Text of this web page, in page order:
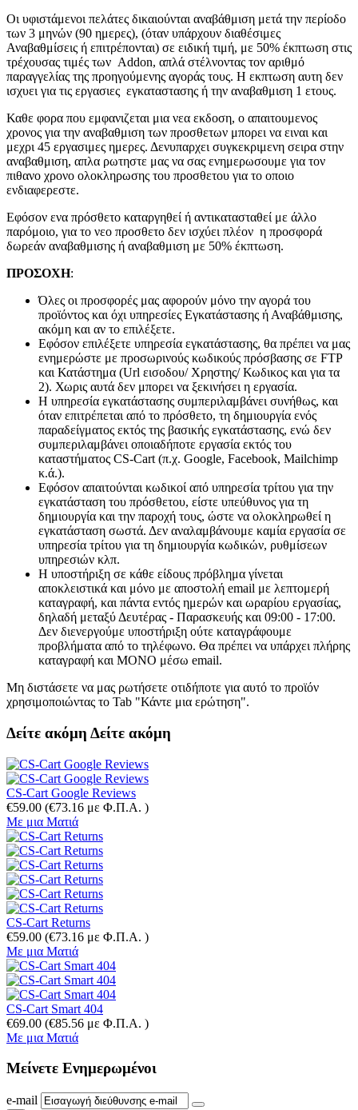
Οι υφιστάμενοι πελάτες δικαιούνται αναβάθμιση μετά την περίοδο
των 3 μηνών (90 ημερες), (όταν υπάρχουν διαθέσιμες
Αναβαθμίσεις ή επιτρέπονται) σε ειδική τιμή, με 50% έκπτωση στις
τρέχουσας τιμές των Addon, απλά στέλνοντας τον αριθμό
παραγγελίας της προηγούμενης αγοράς τους. H εκπτωση αυτη δεν
ισχυει για τις εργασιες εγκαταστασης ή την αναβαθμιση 1 ετους.
Καθε φορα που εμφανιζεται μια νεα εκδοση, ο απαιτουμενος
χρονος για την αναβαθμιση των προσθετων μπορει να ειναι και
μεχρι 45 εργασιμες ημερες. Δενυπαρχει συγκεκριμενη σειρα στην
αναβαθμιση, απλα ρωτηστε μας να σας ενημερωσουμε για τον
πιθανο χρονο ολοκληρωσης του προσθετου για το οποιο
ενδιαφερεστε.
Εφόσον ενα πρόσθετο καταργηθεί ή αντικατασταθεί με άλλο
παρόμοιο, για το νεο προσθετο δεν ισχύει πλέον η προσφορά
δωρεάν αναβαθμισης ή αναβαθμιση με 50% έκπτωση.
ΠΡΟΣΟΧΗ:
Όλες οι προσφορές μας αφορούν μόνο την αγορά του
προϊόντος και όχι υπηρεσίες Εγκατάστασης ή Αναβάθμισης,
ακόμη και αν το επιλέξετε.
Εφόσον επιλέξετε υπηρεσία εγκατάστασης, θα πρέπει να μας
ενημερώστε με προσωρινούς κωδικούς πρόσβασης σε FTP
και Κατάστημα (Url εισοδου/ Χρηστης/ Κωδικος και για τα
2). Χωρις αυτά δεν μπορει να ξεκινήσει η εργασία.
Η υπηρεσία εγκατάστασης συμπεριλαμβάνει συνήθως, και
όταν επιτρέπεται από το πρόσθετο, τη δημιουργία ενός
παραδείγματος εκτός της βασικής εγκατάστασης, ενώ δεν
συμπεριλαμβάνει οποιαδήποτε εργασία εκτός του
καταστήματος CS-Cart (π.χ. Google, Facebook, Mailchimp
κ.ά.).
Εφόσον απαιτούνται κωδικοί από υπηρεσία τρίτου για την
εγκατάσταση του πρόσθετου, είστε υπεύθυνος για τη
δημιουργία και την παροχή τους, ώστε να ολοκληρωθεί η
εγκατάσταση σωστά. Δεν αναλαμβάνουμε καμία εργασία σε
υπηρεσία τρίτου για τη δημιουργία κωδικών, ρυθμίσεων
υπηρεσιών κλπ.
Η υποστήριξη σε κάθε είδους πρόβλημα γίνεται
αποκλειστικά και μόνο με αποστολή email με λεπτομερή
καταγραφή, και πάντα εντός ημερών και ωραρίου εργασίας,
δηλαδή μεταξύ Δευτέρας - Παρασκευής και 09:00 - 17:00.
Δεν διενεργούμε υποστήριξη ούτε καταγράφουμε
προβλήματα από το τηλέφωνο. Θα πρέπει να υπάρχει πλήρης
καταγραφή και ΜΟΝΟ μέσω email.
Μη διστάσετε να μας ρωτήσετε οτιδήποτε για αυτό το προϊόν
χρησιμοποιώντας το Tab "Κάντε μια ερώτηση".
Δείτε ακόμη Δείτε ακόμη
CS-Cart Google Reviews
€59.00 (€73.16 με Φ.Π.Α. )
Με μια Ματιά
CS-Cart Returns
€59.00 (€73.16 με Φ.Π.Α. )
Με μια Ματιά
CS-Cart Smart 404
€69.00 (€85.56 με Φ.Π.Α. )
Με μια Ματιά
Μείνετε Ενημερωμένοι
e-mail